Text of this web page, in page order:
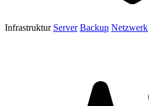
Infrastruktur Server Backup Netzwerk